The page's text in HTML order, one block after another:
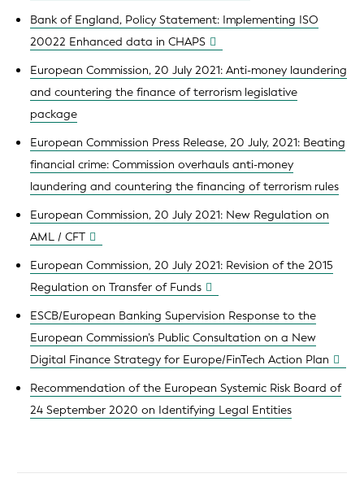
Bank of England, Policy Statement: Implementing ISO
20022 Enhanced data in CHAPS
European Commission, 20 July 2021: Anti-money laundering
and countering the finance of terrorism legislative
package
European Commission Press Release, 20 July, 2021: Beating
financial crime: Commission overhauls anti-money
laundering and countering the financing of terrorism rules
European Commission, 20 July 2021: New Regulation on
AML / CFT
European Commission, 20 July 2021: Revision of the 2015
Regulation on Transfer of Funds
ESCB/European Banking Supervision Response to the
European Commission’s Public Consultation on a New
Digital Finance Strategy for Europe/FinTech Action Plan
Recommendation of the European Systemic Risk Board of
24 September 2020 on Identifying Legal Entities